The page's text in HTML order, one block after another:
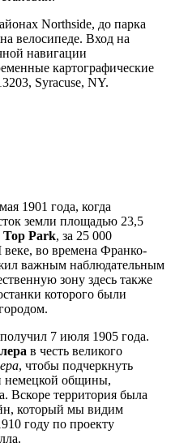
Northside, до парка
велосипеде. Вход на
навигации
картографические
Syracuse, NY.
1901 года, когда
земли площадью 23,5
Top Park, за 25 000
во времена Франко-
важным наблюдательным
зону здесь также
которого были
7 июля 1905 года.
в честь великого
, чтобы подчеркнуть
немецкой общины,
Вскоре территория была
который мы видим
году по проекту